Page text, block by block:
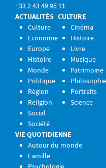
+33 2 43 49 95 11
ACTUALITÉS
Culture
Economie
Europe
Histoire
Monde
Politique
Région
Religion
Social
Société
CULTURE
Cinéma
Histoire
Livre
Musique
Patrimoine
Philosophie
Portraits
Science
VIE QUOTIDIENNE
Autour du monde
Famille